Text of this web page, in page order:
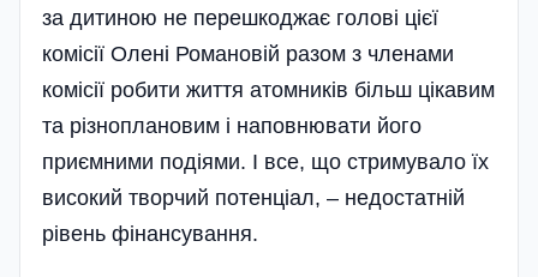
за дитиною не перешкоджає голові цієї
комісії Олені Романовій разом з членами
комісії робити життя атомників більш цікавим
та різноплановим і наповнювати його
приємними поді­ями. І все, що стримувало їх
високий творчий потенціал, – недостатній
рівень фінансування.